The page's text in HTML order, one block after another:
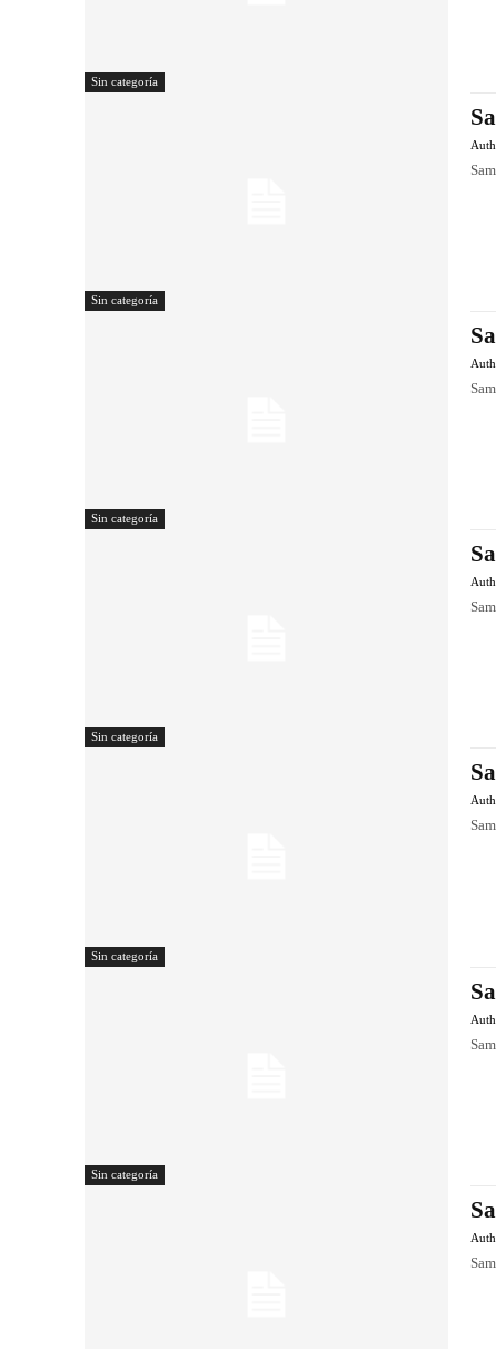
Sin categoría
Sin categoría
Sin categoría
Sin categoría
Sin categoría
Sin categoría